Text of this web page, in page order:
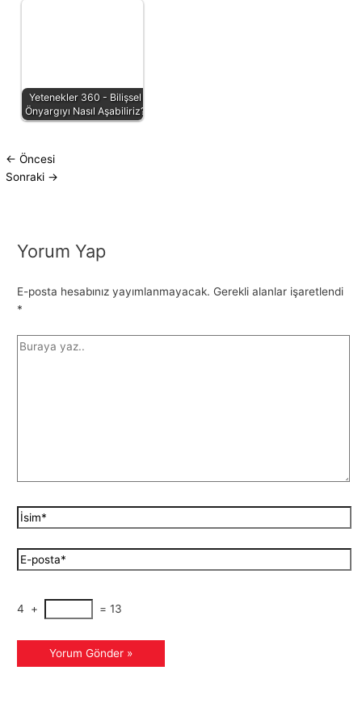
Yetenekler 360 - Bilişsel
Önyargıyı Nasıl Aşabiliriz?
← Öncesi
Sonraki →
Yorum Yap
E-posta hesabınız yayımlanmayacak. Gerekli alanlar işaretlendi
*
4 + = 13